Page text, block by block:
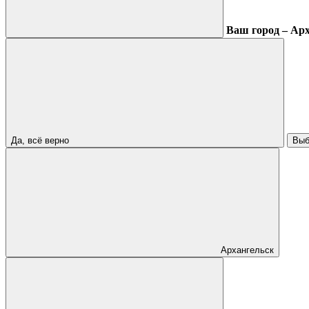
Ваш город –
Да, всё верно
Архангельск